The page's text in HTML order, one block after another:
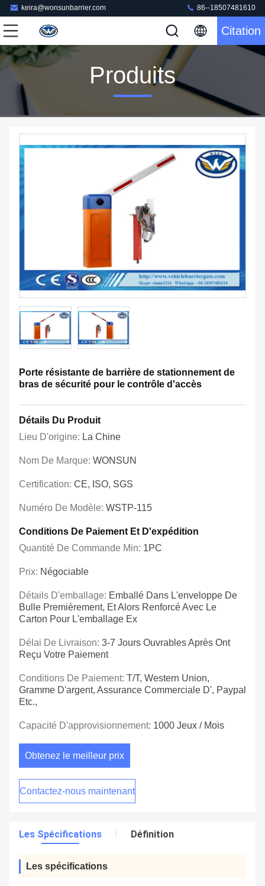
keira@wonsunbarrier.com 86--18507481610
Citation
Produits
Porte résistante de barrière de stationnement de
bras de sécurité pour le contrôle d'accès
Détails Du Produit
Lieu D'origine: La Chine
Nom De Marque: WONSUN
Certification: CE, ISO, SGS
Numéro De Modèle: WSTP-115
Conditions De Paiement Et D'expédition
Quantité De Commande Min: 1PC
Prix: Négociable
Détails D'emballage: Emballé Dans L'enveloppe De
Bulle Premièrement, Et Alors Renforcé Avec Le
Carton Pour L'emballage Ex
Délai De Livraison: 3-7 Jours Ouvrables Après Ont
Reçu Votre Paiement
Conditions De Paiement: T/T, Western Union,
Gramme D'argent, Assurance Commerciale D', Paypal
Etc.,
Capacité D'approvisionnement: 1000 Jeux / Mois
Obtenez le meilleur prix
Contactez-nous maintenant
Les Spécifications Définition
Les spécifications